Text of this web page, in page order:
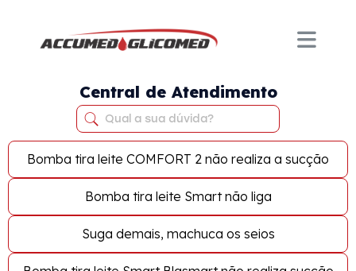
Central de Atendimento
Bomba tira leite COMFORT 2 não realiza a sucção
Bomba tira leite Smart não liga
Suga demais, machuca os seios